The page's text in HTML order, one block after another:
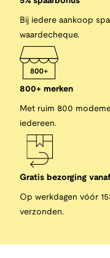
Bij iedere aankoop
waardecheque.
800+ merken
Met ruim 800
iedereen.
Gratis bezorging
Op werkdagen vóór
verzonden.